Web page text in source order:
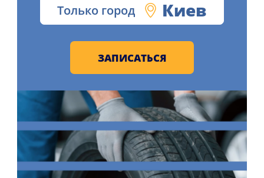
Только город Киев
ЗАПИСАТЬСЯ